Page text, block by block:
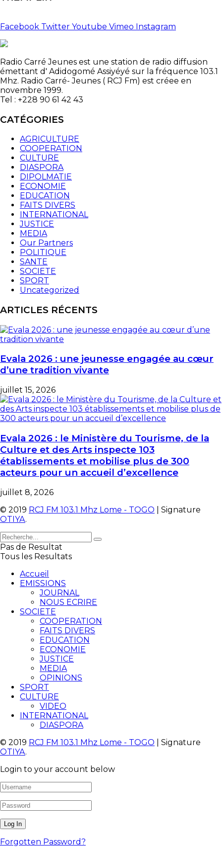
Facebook Twitter Youtube Vimeo Instagram
Radio Carré Jeunes est une station de radio diffusion
émettant d' Adidogomé Assiyéyé sur la fréquence 103.1
Mhz. Radio Carré- Jeunes ( RCJ Fm) est créee en
novembre 1999.
Tel : +228 90 61 42 43
CATÉGORIES
AGRICULTURE
COOPERATION
CULTURE
DIASPORA
DIPOLMATIE
ECONOMIE
EDUCATION
FAITS DIVERS
INTERNATIONAL
JUSTICE
MEDIA
Our Partners
POLITIQUE
SANTE
SOCIETE
SPORT
Uncategorized
ARTICLES RÉCENTS
Evala 2026 : une jeunesse engagée au cœur
d’une tradition vivante
juillet 15, 2026
Evala 2026 : le Ministère du Tourisme, de la
Culture et des Arts inspecte 103
établissements et mobilise plus de 300
acteurs pour un accueil d’excellence
juillet 8, 2026
© 2019 RCJ FM 103.1 Mhz Lome - TOGO | Signature
OTIYA.
Pas de Resultat
Tous les Resultats
Accueil
EMISSIONS
JOURNAL
NOUS ECRIRE
SOCIETE
COOPERATION
FAITS DIVERS
EDUCATION
ECONOMIE
JUSTICE
MEDIA
OPINIONS
SPORT
CULTURE
VIDEO
INTERNATIONAL
DIASPORA
© 2019 RCJ FM 103.1 Mhz Lome - TOGO | Signature
OTIYA.
Login to your account below
Forgotten Password?